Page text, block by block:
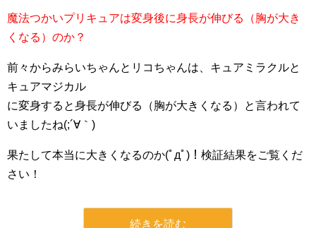
魔法つかいプリキュアは変身後に身長が伸びる（胸が大き
くなる）のか？
前々からみらいちゃんとリコちゃんは、キュアミラクルと
キュアマジカル
に変身すると身長が伸びる（胸が大きくなる）と言われて
いましたね(;´∀｀)
果たして本当に大きくなるのか(ﾟдﾟ)！検証結果をご覧くだ
さい！
続きを読む